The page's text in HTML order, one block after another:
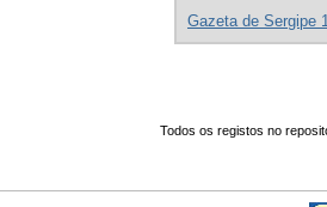
Gazeta de Sergipe
Todos os registos no